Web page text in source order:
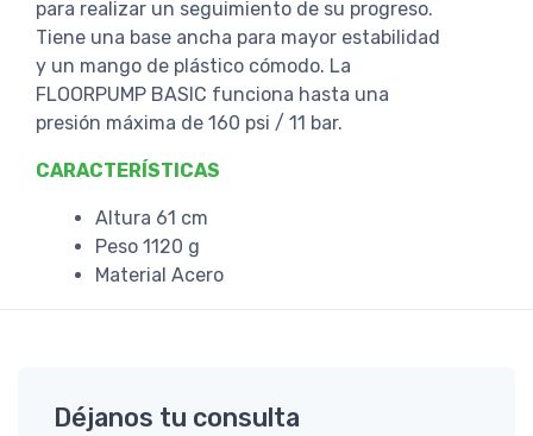
para realizar un seguimiento de su progreso.
Tiene una base ancha para mayor estabilidad
y un mango de plástico cómodo. La
FLOORPUMP BASIC funciona hasta una
presión máxima de 160 psi / 11 bar.
CARACTERÍSTICAS
Altura 61 cm
Peso 1120 g
Material Acero
Déjanos tu consulta